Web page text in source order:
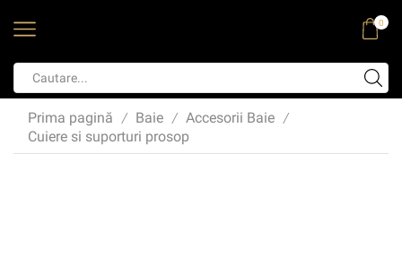
0
Prima pagină / Baie / Accesorii Baie /
Cuiere si suporturi prosop